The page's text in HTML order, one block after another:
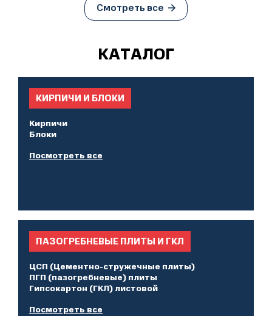
Смотреть все
КАТАЛОГ
КИРПИЧИ И БЛОКИ
Кирпичи
Блоки
Посмотреть все
ПАЗОГРЕБНЕВЫЕ ПЛИТЫ И ГКЛ
ЦСП (Цементно-стружечные плиты)
ПГП (пазогребневые) плиты
Гипсокартон (ГКЛ) листовой
Посмотреть все